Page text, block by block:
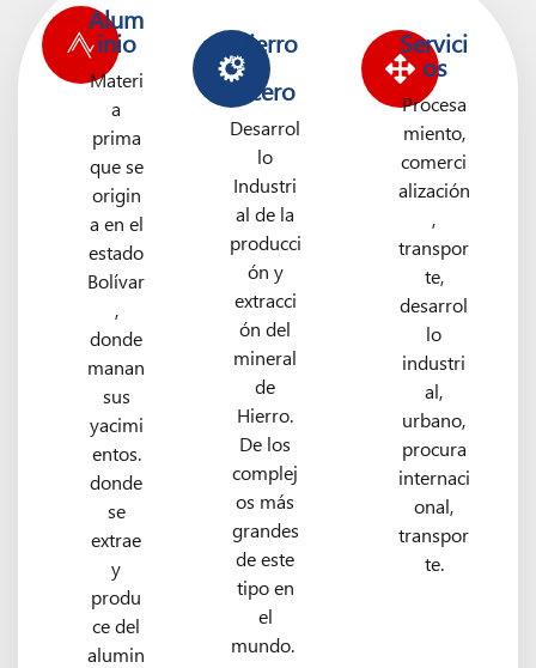
Alum
inio
Materi
a
prima
que se
origin
a en el
estado
Bolívar
,
donde
manan
sus
yacimi
entos.
donde
se
extrae
y
produ
ce del
alumin
Hierro
-
Acero
Desarrol
lo
Industri
al de la
producci
ón y
extracci
ón del
mineral
de
Hierro.
De los
complej
os más
grandes
de este
tipo en
el
mundo.
Servici
os
Procesa
miento,
comerci
alización
,
transpor
te,
desarrol
lo
industri
al,
urbano,
procura
internaci
onal,
transpor
te.